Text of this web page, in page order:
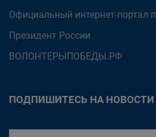
Официальный интернет-портал
Президент России
ВОЛОНТЕРЫПОБЕДЫ.РФ
ПОДПИШИТЕСЬ НА НОВОСТИ